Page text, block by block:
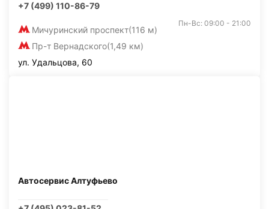
+7 (499) 110-86-79
Мичуринский проспект(116 м)
Пр-т Вернадского(1,49 км)
Пн-Вс: 09:00 - 21:00
ул. Удальцова, 60
Автосервис Алтуфьево